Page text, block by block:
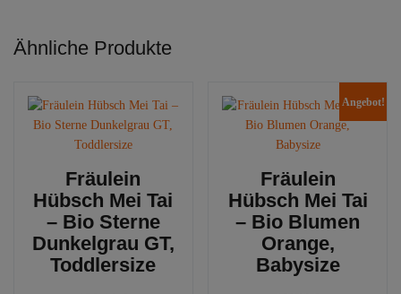
Ähnliche Produkte
Fräulein
Hübsch Mei Tai
– Bio Sterne
Dunkelgrau GT,
Toddlersize
Angebot!
Fräulein
Hübsch Mei Tai
– Bio Blumen
Orange,
Babysize